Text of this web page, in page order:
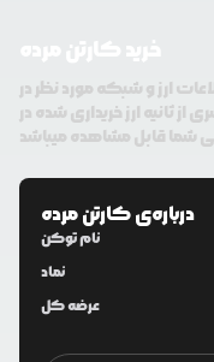
ارز و شبکه مورد نظر در
ثانیه ارز خریداری شده در
درباره‌یکارتن مرده
نام توکن
نماد
عرضه کل